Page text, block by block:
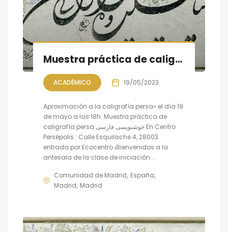
Muestra práctica de caligrafía persa, sesión V
ACADÉMICO 19/05/2023
Aproximación a la caligrafía persa» el día 19
de mayo a las 18h. Muestra práctica de
caligrafía persa خوشنویسی فارسی En Centro
Persépolis : Calle Esquilache 4, 28003
entrada por Ecocentro ¡Bienvenidos a la
antesala de la clase de iniciación...
Comunidad de Madrid España
Madrid Madrid